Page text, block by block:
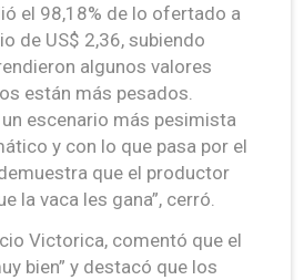
el 98,18% de lo ofertado a
de US$ 2,36, subiendo
algunos valores
están más pesados.
escenario más pesimista
y con lo que pasa por el
que el productor
la vaca les gana”, cerró.
Victorica, comentó que el
bien” y destacó que los